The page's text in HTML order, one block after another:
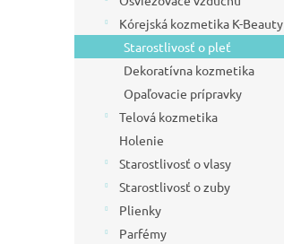
Kórejská kozmetika K-Beauty
Starostlivosť o pleť
Dekoratívna kozmetika
Opaľovacie prípravky
Telová kozmetika
Holenie
Starostlivosť o vlasy
Starostlivosť o zuby
Plienky
Parfémy